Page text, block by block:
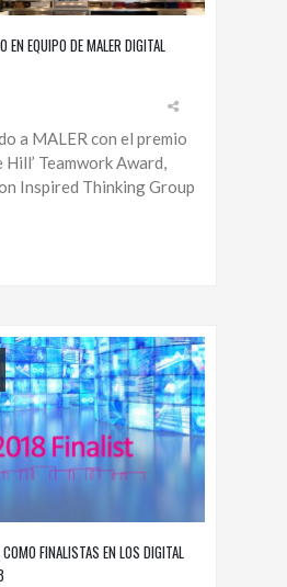
EN EQUIPO DE MALER DIGITAL
a MALER con el premio
Hill’ Teamwork Award,
Inspired Thinking Group
FINALISTAS EN LOS DIGITAL